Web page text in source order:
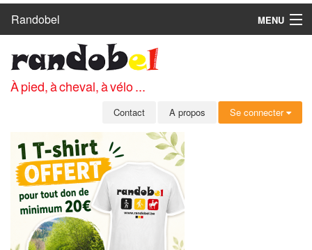
Randobel
MENU
CIRCUITS
CLUBS
MEMBRES
SE CONNECTER
INSCRIPTION GRATUITE
MOT DE PASSE OUBLIÉ
À pied, à cheval, à vélo ...
Contact A propos Se connecter